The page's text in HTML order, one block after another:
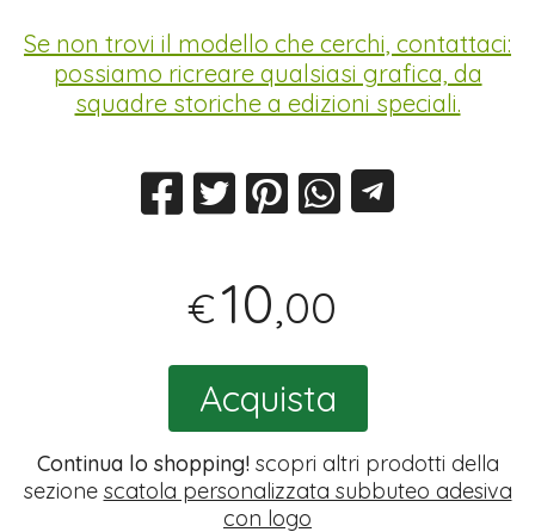
Se non trovi il modello che cerchi, contattaci:
possiamo ricreare qualsiasi grafica, da
squadre storiche a edizioni speciali.
€10,00
Acquista
Continua lo shopping!scopri altri prodotti della
sezione scatola personalizzata subbuteo adesiva
con logo